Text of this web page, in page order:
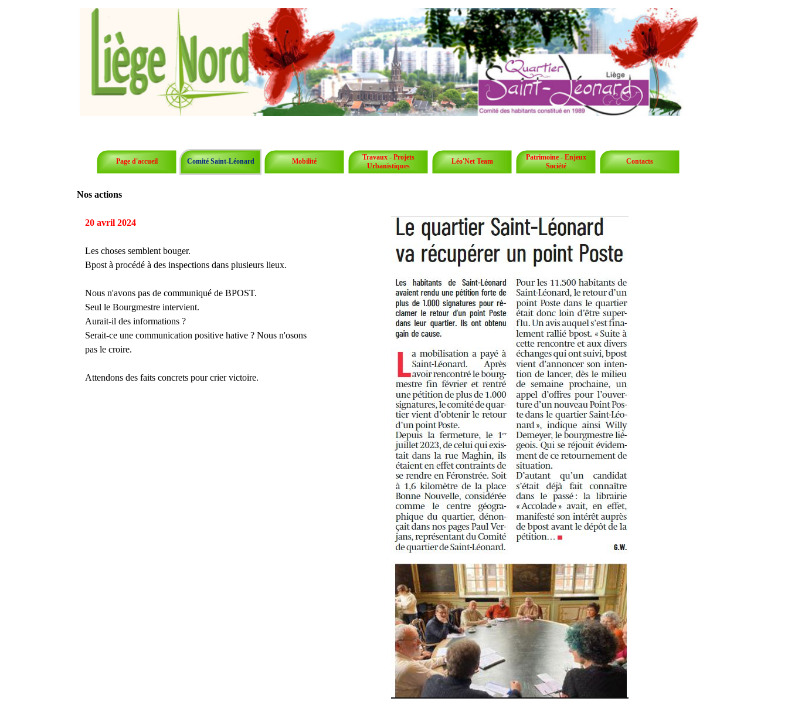
Page d'accueil Comité Saint-Léonard Mobilité
Travaux - Projets
Urbanistiques
Léo'Net Team
Patrimoine - Enjeux
Société
Contacts
Nos actions
20 avril 2024
Les choses semblent bouger.
Bpost à procédé à des inspections dans plusieurs lieux.
Nous n'avons pas de communiqué de BPOST.
Seul le Bourgmestre intervient.
Aurait-il des informations ?
Serait-ce une communication positive hative ?Nous n'osons
pas le croire.
Attendons des faits concrets pour crier victoire.